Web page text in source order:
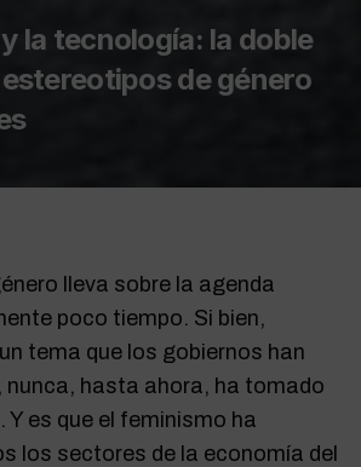
la tecnología: la doble
de género
lleva sobre la agenda
poco tiempo. Si bien,
tema que los gobiernos han
nunca, hasta ahora, ha tomado
es que el feminismo ha
los sectores de la economía del